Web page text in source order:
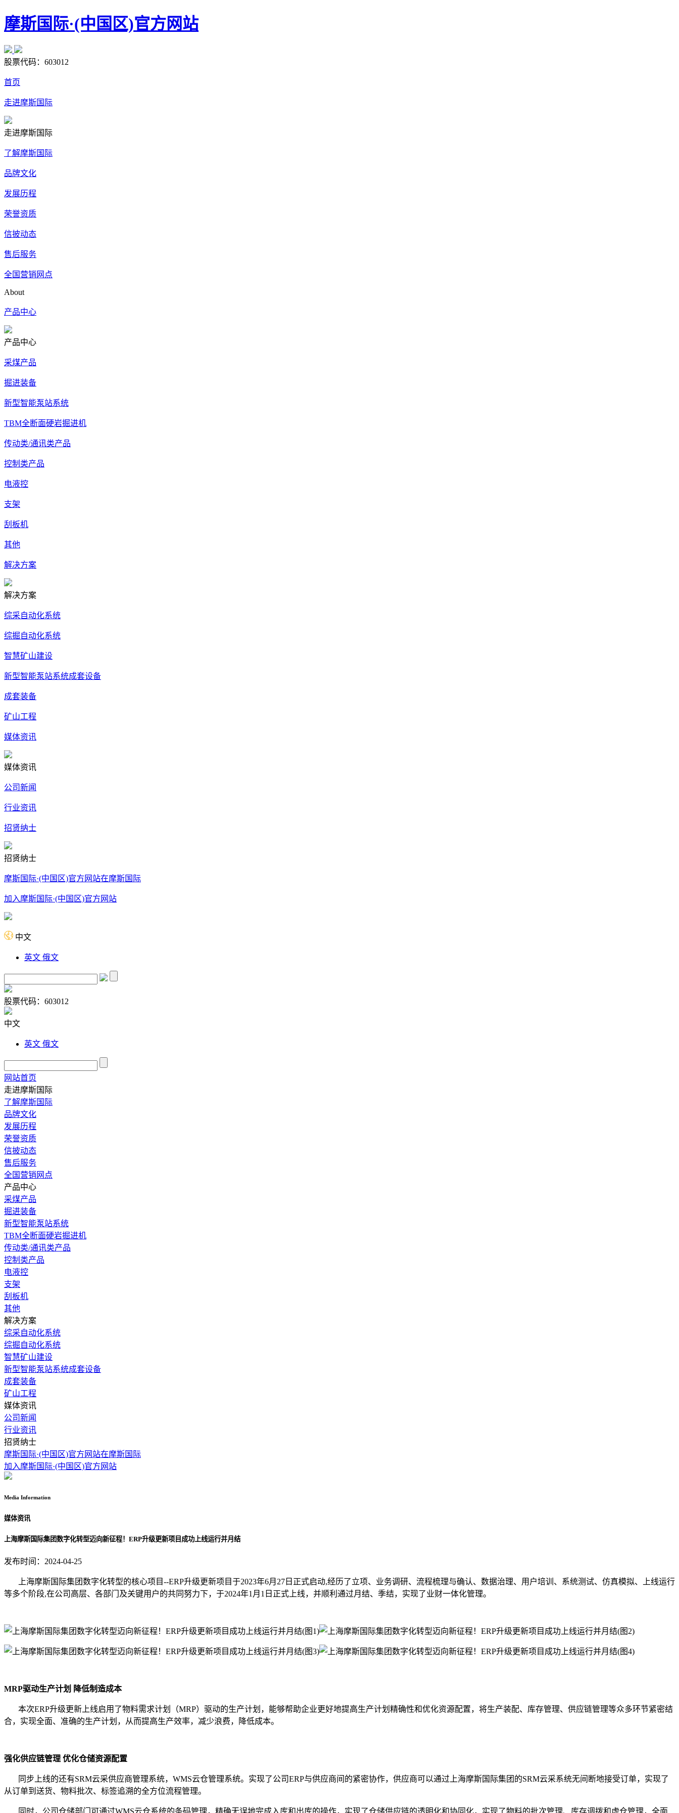
摩斯国际·(中国区)官方网站
股票代码： 603012
首页
走进摩斯国际
走进摩斯国际
了解摩斯国际
品牌文化
发展历程
荣誉资质
信披动态
售后服务
全国营销网点
About
产品中心
产品中心
采煤产品
掘进装备
新型智能泵站系统
TBM全断面硬岩掘进机
传动类/通讯类产品
控制类产品
电液控
支架
刮板机
其他
解决方案
解决方案
综采自动化系统
综掘自动化系统
智慧矿山建设
新型智能泵站系统成套设备
成套装备
矿山工程
媒体资讯
媒体资讯
公司新闻
行业资讯
招贤纳士
招贤纳士
摩斯国际·(中国区)官方网站在摩斯国际
加入摩斯国际·(中国区)官方网站
中文
英文 俄文
股票代码： 603012
中文
英文 俄文
网站首页
走进摩斯国际
了解摩斯国际
品牌文化
发展历程
荣誉资质
信披动态
售后服务
全国营销网点
产品中心
采煤产品
掘进装备
新型智能泵站系统
TBM全断面硬岩掘进机
传动类/通讯类产品
控制类产品
电液控
支架
刮板机
其他
解决方案
综采自动化系统
综掘自动化系统
智慧矿山建设
新型智能泵站系统成套设备
成套装备
矿山工程
媒体资讯
公司新闻
行业资讯
招贤纳士
摩斯国际·(中国区)官方网站在摩斯国际
加入摩斯国际·(中国区)官方网站
Media Information
媒体资讯
上海摩斯国际集团数字化转型迈向新征程！ERP升级更新项目成功上线运行并月结
发布时间：2024-04-25
上海摩斯国际集团数字化转型的核心项目--ERP升级更新项目于2023年6月27日正式启动,经历了立项、业务调研、流程梳理与确认、数据治理、用户培训、系统测试、仿真模拟、上线运行
等多个阶段,在公司高层、各部门及关键用户的共同努力下，于2024年1月1日正式上线，并顺利通过月结、季结，实现了业财一体化管理。
MRP驱动生产计划 降低制造成本
本次ERP升级更新上线启用了物料需求计划（MRP）驱动的生产计划，能够帮助企业更好地提高生产计划精确性和优化资源配置，将生产装配、库存管理、供应链管理等众多环节紧密结
合，实现全面、准确的生产计划，从而提高生产效率，减少浪费，降低成本。
强化供应链管理 优化仓储资源配置
同步上线的还有SRM云采供应商管理系统，WMS云仓管理系统。实现了公司ERP与供应商间的紧密协作，供应商可以通过上海摩斯国际集团的SRM云采系统无间断地接受订单，实现了
从订单到送货、物料批次、标签追溯的全方位流程管理。